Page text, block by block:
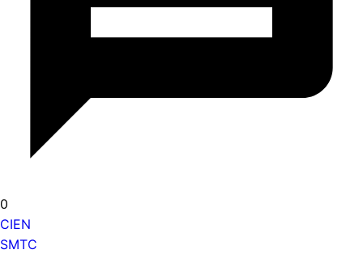
0
CIEN
SMTC